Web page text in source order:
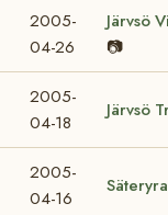
2005-
04-26
Järvsö
📷
2005-
04-18
Järvsö
2005-
04-16
Säteryra